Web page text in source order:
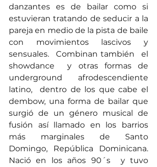
danzantes es de bailar como si
estuvieran tratando de seducir a la
pareja en medio de la pista de baile
con movimientos lascivos y
sensuales.  Combinan también  el
showdance  y otras formas de
underground afrodescendiente
latino,  dentro de los que cabe el
dembow, una forma de bailar que
surgió de un género musical de
fusión así llamado en los barrios
más marginales de Santo
Domingo, República Dominicana.
Nació en los años 90´s  y tuvo